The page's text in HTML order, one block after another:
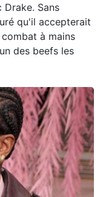
Sans
qu'il accepterait
à mains
des beefs les